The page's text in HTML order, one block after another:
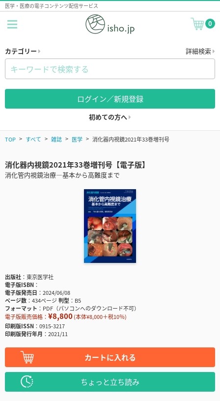
医学・医療の電子コンテンツ配信サービス
0
カテゴリー 詳細検索
ログイン／新規登録
初めての方へ
TOP すべて 雑誌 医学 消化器内視鏡2021年33巻増刊号
消化器内視鏡2021年33巻増刊号【電子版】
消化管内視鏡治療―基本から高難度まで
出版社
東京医学社
電子版ISBN
電子版発売日
2024/06/08
ページ数
434ページ判型
B5
フォーマット
PDF（パソコンへのダウンロード不可）
電子版販売価格： ¥8,800(本体¥8,000＋税10％)
印刷版ISSN
0915-3217
印刷版発行年月
2021/11
カートに入れる
ちょっと立ち読み